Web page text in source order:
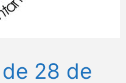
de 28 de